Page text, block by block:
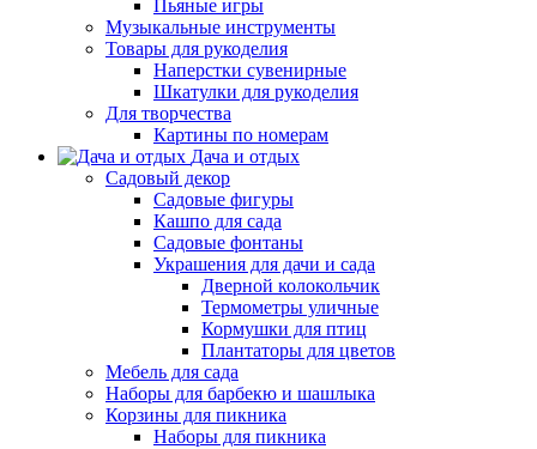
Пьяные игры
Музыкальные инструменты
Товары для рукоделия
Наперстки сувенирные
Шкатулки для рукоделия
Для творчества
Картины по номерам
Дача и отдых
Садовый декор
Садовые фигуры
Кашпо для сада
Садовые фонтаны
Украшения для дачи и сада
Дверной колокольчик
Термометры уличные
Кормушки для птиц
Плантаторы для цветов
Мебель для сада
Наборы для барбекю и шашлыка
Корзины для пикника
Наборы для пикника